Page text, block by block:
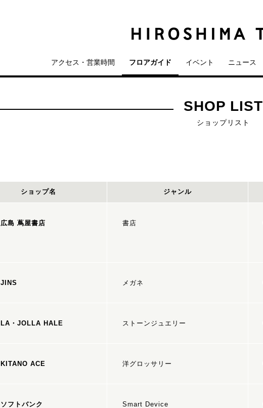
アクセス・営業時間 フロアガイド イベント ニュース
SHOP LIST
ショップリスト
ショップ名 ジャンル
広島 蔦屋書店 書店
JINS メガネ
LA・JOLLA HALE ストーンジュエリー
KITANO ACE 洋グロッサリー
ソフトバンク Smart Device